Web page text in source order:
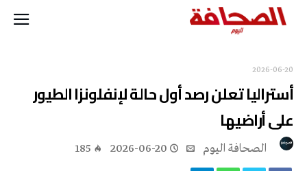
2026-06-20
أستراليا تعلن رصد أول حالة لإنفلونزا الطيور
على أراضيها
2026-06-20
185